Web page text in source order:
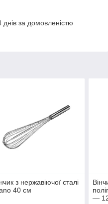
за домовленістю
з нержавіючої сталі
40 см
—